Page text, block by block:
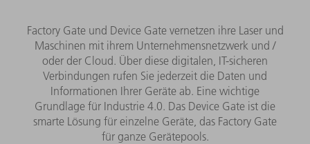
Factory Gate und Device Gate vernetzen ihre Laser und
Maschinen mit ihrem Unternehmensnetzwerk und /
oder der Cloud. Über diese digitalen, IT-sicheren
Verbindungen rufen Sie jederzeit die Daten und
Informationen Ihrer Geräte ab. Eine wichtige
Grundlage für Industrie 4.0. Das Device Gate ist die
smarte Lösung für einzelne Geräte, das Factory Gate
für ganze Gerätepools.